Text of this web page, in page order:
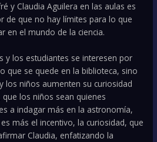
y Claudia Aguilera en las aulas es
de que no hay límites para lo que
en el mundo de la ciencia.
y los estudiantes se interesen por
que se quede en la biblioteca, sino
los niños aumenten su curiosidad
los niños sean quienes
a indagar más en la astronomía,
más el incentivo, la curiosidad, que
Claudia, enfatizando la